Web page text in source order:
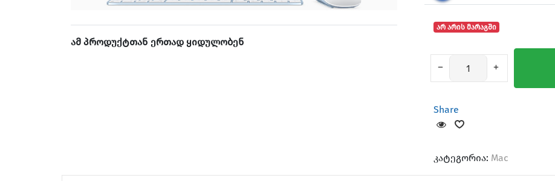
ამ პროდუქტთან ერთად ყიდულობენ
არ არის მარაგში
Share
კატეგორია: Mac